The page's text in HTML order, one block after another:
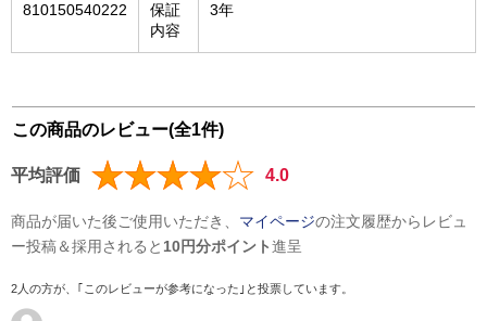
810150540222
保証
内容
3年
この商品のレビュー(全1件)
平均評価 4.0
商品が届いた後ご使用いただき、 マイページの注文履歴からレビュ
ー投稿＆採用されると 10円分ポイント進呈
2人の方が、｢このレビューが参考になった｣と投票しています。